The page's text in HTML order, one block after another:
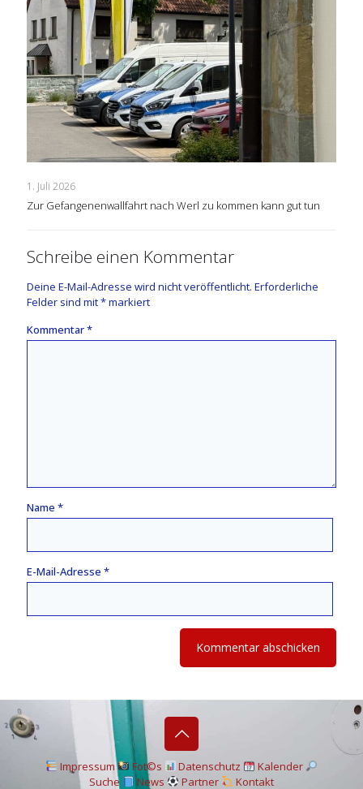
1. Juli 2026
Zur Gefangenenwallfahrt nach Werl zu kommen kann gut tun
Schreibe einen Kommentar
Deine E-Mail-Adresse wird nicht veröffentlicht. Erforderliche
Felder sind mit*markiert
Kommentar*
Name *
E-Mail-Adresse *
Impressum Fot©s Datenschutz
Kalender
Suche
News Partner Kontakt